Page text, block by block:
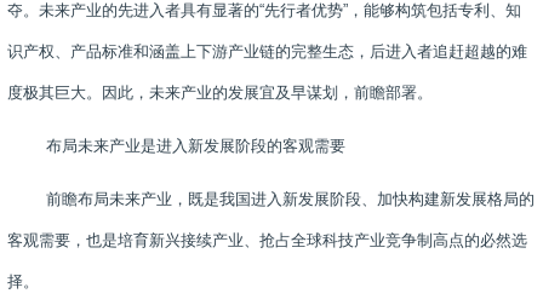
夺。未来产业的先进入者具有显著的“先行者优势”，能够构筑包括专利、知
识产权、产品标准和涵盖上下游产业链的完整生态，后进入者追赶超越的难
度极其巨大。因此，未来产业的发展宜及早谋划，前瞻部署。
布局未来产业是进入新发展阶段的客观需要
前瞻布局未来产业，既是我国进入新发展阶段、加快构建新发展格局的
客观需要，也是培育新兴接续产业、抢占全球科技产业竞争制高点的必然选
择。